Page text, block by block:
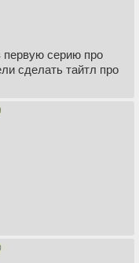
первую серию про
сделать тайтл про